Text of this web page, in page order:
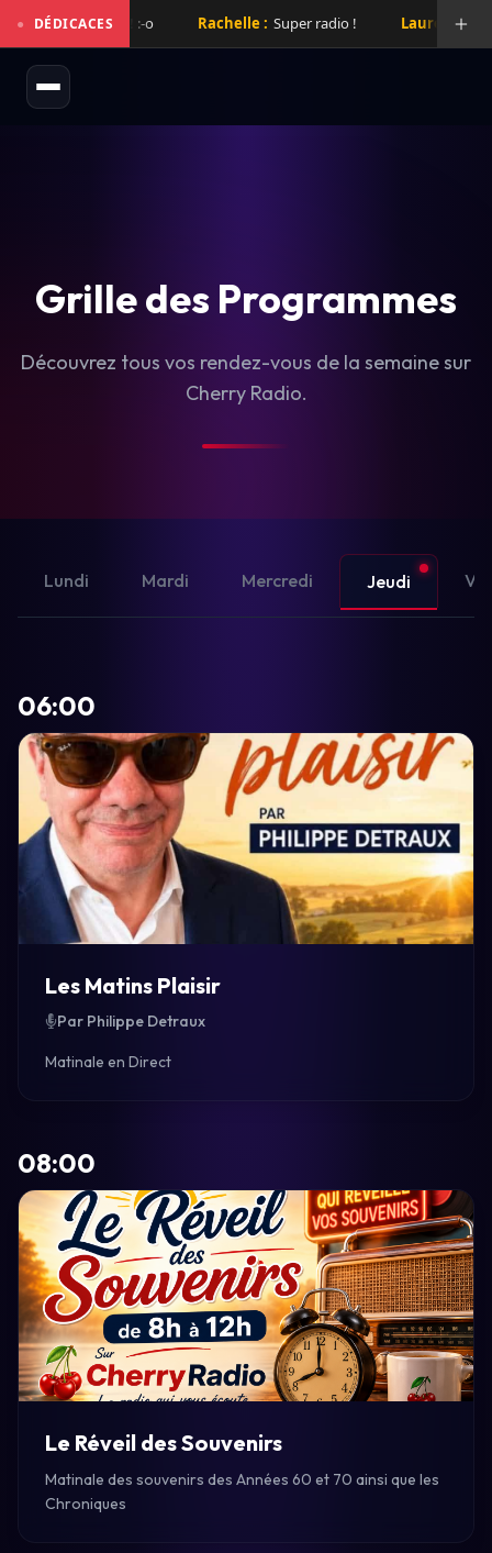
● DÉDICACES
folie hier soir! :-o Rachelle : Super radio ! Laurent :
Grille des Programmes
Découvrez tous vos rendez-vous de la semaine sur
Cherry Radio.
Lundi Mardi Mercredi Jeudi
06:00
Les Matins Plaisir
Par Philippe Detraux
Matinale en Direct
08:00
Le Réveil des Souvenirs
Matinale des souvenirs des Années 60 et 70 ainsi que les
Chroniques